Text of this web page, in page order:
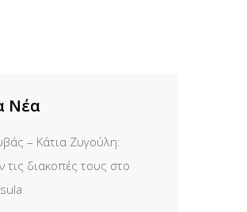
Νέα
– Κάτια Ζυγούλη:
διακοπές τους στο